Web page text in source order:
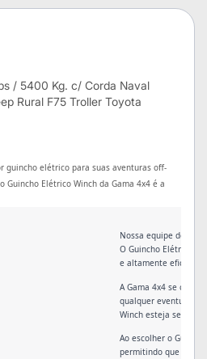
/ 5400 Kg. c/ Corda Naval
Rural F75 Troller Toyota
guincho elétrico para suas aventuras off-
Guincho Elétrico Winch da Gama 4x4 é a
Nossa equipe de
O Guincho Elétrico
e altamente eficiente
A Gama 4x4 se
qualquer
Winch esteja sempre
Ao escolher o
permitindo que você